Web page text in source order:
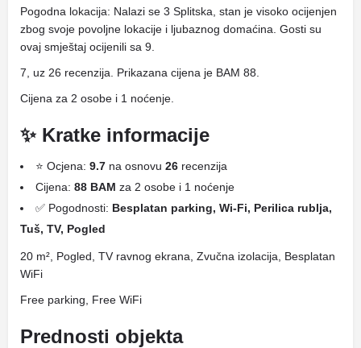
Pogodna lokacija: Nalazi se 3 Splitska, stan je visoko ocijenjen
zbog svoje povoljne lokacije i ljubaznog domaćina. Gosti su
ovaj smještaj ocijenili sa 9.
7, uz 26 recenzija. Prikazana cijena je BAM 88.
Cijena za 2 osobe i 1 noćenje.
✨ Kratke informacije
⭐ Ocjena: 9.7 na osnovu 26 recenzija
Cijena: 88 BAM za 2 osobe i 1 noćenje
✅ Pogodnosti: Besplatan parking, Wi-Fi, Perilica rublja,
Tuš, TV, Pogled
20 m², Pogled, TV ravnog ekrana, Zvučna izolacija, Besplatan
WiFi
Free parking, Free WiFi
Prednosti objekta